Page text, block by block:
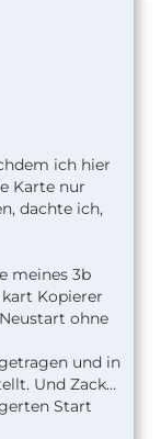
ich hier
Karte nur
dachte ich,
meines 3b
Kopierer
ohne
und in
Und Zack…
Start